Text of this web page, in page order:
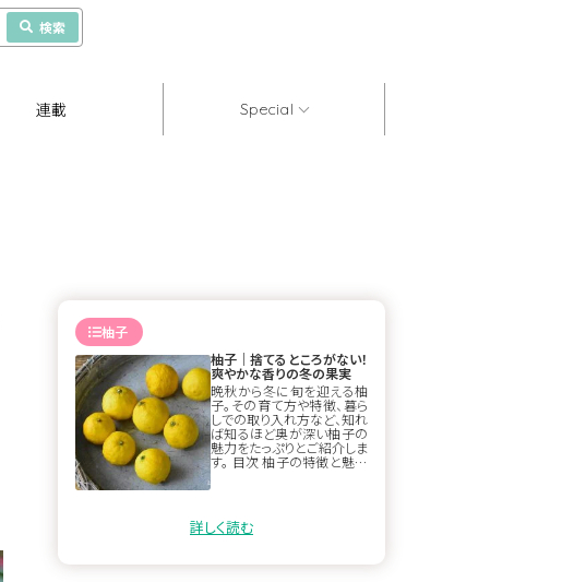
検索
連載 Special
柚子
柚子｜捨てるところがない！
爽やかな香りの冬の果実
晩秋から冬に旬を迎える柚
子。その育て方や特徴、暮ら
しでの取り入れ方など、知れ
ば知るほど奥が深い柚子の
魅力をたっぷりとご紹介しま
す。 目次 柚子の特徴と魅力
詳しく読む